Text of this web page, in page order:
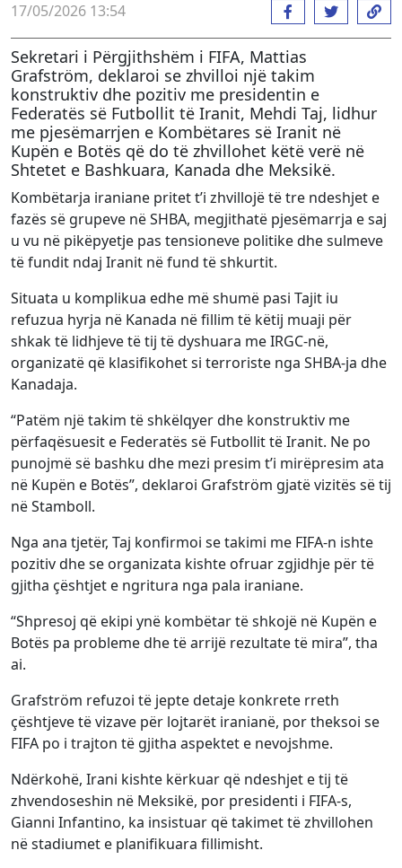
17/05/2026 13:54
Sekretari i Përgjithshëm i FIFA, Mattias
Grafström, deklaroi se zhvilloi një takim
konstruktiv dhe pozitiv me presidentin e
Federatës së Futbollit të Iranit, Mehdi Taj, lidhur
me pjesëmarrjen e Kombëtares së Iranit në
Kupën e Botës që do të zhvillohet këtë verë në
Shtetet e Bashkuara, Kanada dhe Meksikë.
Kombëtarja iraniane pritet t’i zhvillojë të tre ndeshjet e
fazës së grupeve në SHBA, megjithatë pjesëmarrja e saj
u vu në pikëpyetje pas tensioneve politike dhe sulmeve
të fundit ndaj Iranit në fund të shkurtit.
Situata u komplikua edhe më shumë pasi Tajit iu
refuzua hyrja në Kanada në fillim të këtij muaji për
shkak të lidhjeve të tij të dyshuara me IRGC-në,
organizatë që klasifikohet si terroriste nga SHBA-ja dhe
Kanadaja.
“Patëm një takim të shkëlqyer dhe konstruktiv me
përfaqësuesit e Federatës së Futbollit të Iranit. Ne po
punojmë së bashku dhe mezi presim t’i mirëpresim ata
në Kupën e Botës”, deklaroi Grafström gjatë vizitës së tij
në Stamboll.
Nga ana tjetër, Taj konfirmoi se takimi me FIFA-n ishte
pozitiv dhe se organizata kishte ofruar zgjidhje për të
gjitha çështjet e ngritura nga pala iraniane.
“Shpresoj që ekipi ynë kombëtar të shkojë në Kupën e
Botës pa probleme dhe të arrijë rezultate të mira”, tha
ai.
Grafström refuzoi të jepte detaje konkrete rreth
çështjeve të vizave për lojtarët iranianë, por theksoi se
FIFA po i trajton të gjitha aspektet e nevojshme.
Ndërkohë, Irani kishte kërkuar që ndeshjet e tij të
zhvendoseshin në Meksikë, por presidenti i FIFA-s,
Gianni Infantino, ka insistuar që takimet të zhvillohen
në stadiumet e planifikuara fillimisht.